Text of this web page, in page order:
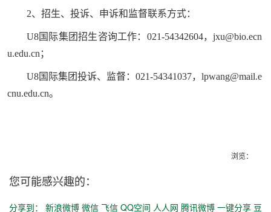
2、招生、投诉、申诉和监督联系方式：
U8国际集团招生咨询工作：021-54342604，jxu@bio.ecn
u.edu.cn；
U8国际集团投诉、监督：021-54341037，lpwang@mail.e
cnu.edu.cn。
浏览：
您可能感兴趣的：
分享到： 新浪微博 微信 飞信 QQ空间 人人网 腾讯微博 一键分享 豆